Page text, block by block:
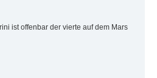
ist offenbar der vierte auf dem Mars